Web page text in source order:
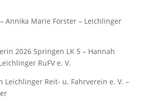
Annika Marie Förster – Leichlinger
2026 Springen LK 5 – Hannah
RuFV e. V.
Reit- u. Fahrverein e. V. –